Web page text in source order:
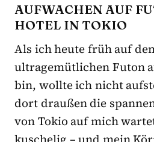
AUFWACHEN AUF
HOTEL IN TOKIO
Als ich heute früh auf
ultragemütlichen Futon
bin, wollte ich nicht
dort draußen die
von Tokio auf mich
kuschelig – und mein